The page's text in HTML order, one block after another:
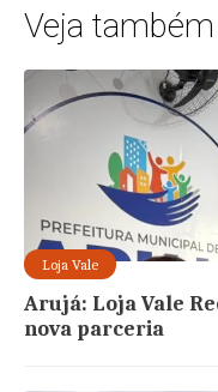
Veja também
Loja Vale
Arujá: Loja Vale
nova parceria